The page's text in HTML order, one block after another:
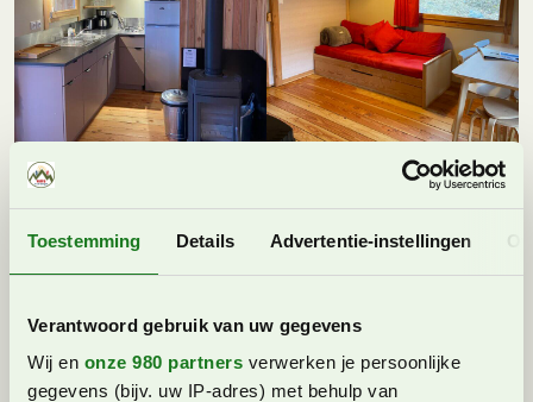
Toestemming Details Advertentie-instellingen
Verantwoord gebruik van uw gegevens
Wij en onze 980 partners verwerken je persoonlijke
gegevens (bijv. uw IP-adres) met behulp van
Complete keuken Zithoek en bank